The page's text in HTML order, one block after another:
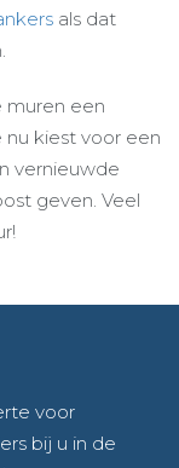
als dat
muren een
kiest voor een
vernieuwde
geven. Veel
voor
bij u in de